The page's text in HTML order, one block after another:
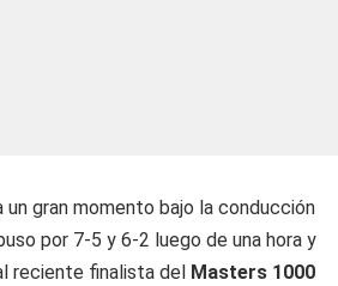
un gran momento bajo la conducción
por 7-5 y 6-2 luego de una hora y
reciente finalista del Masters 1000